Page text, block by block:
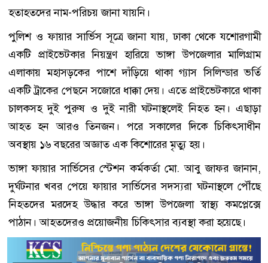
হতাহতদের নাম-পরিচয় জানা যায়নি।
পুলিশ ও ফায়ার সার্ভিস সূত্রে জানা যায়, ঢাকা থেকে যশোরগামী
একটি প্রাইভেটকার নিয়ন্ত্রণ হারিয়ে ভাঙ্গা উপজেলার মালিগ্রাম
এলাকায় মহাসড়কের পাশে দাঁড়িয়ে থাকা গ্যাস সিলিন্ডার ভর্তি
একটি ট্রাকের পেছনে সজোরে ধাক্কা দেয়। এতে প্রাইভেটকারে থাকা
চালকসহ দুই পুরুষ ও দুই নারী ঘটনাস্থলেই নিহত হন। এছাড়া
আহত হন আরও তিনজন। পরে সকালের দিকে চিকিৎসাধীন
অবস্থায় ১৬ বছরের অজ্ঞাত এক কিশোরের মৃত্যু হয়।
ভাঙ্গা ফায়ার সার্ভিসের স্টেশন কর্মকর্তা মো. আবু জাফর জানান,
দুর্ঘটনার খবর পেয়ে ফায়ার সার্ভিসের সদস্যরা ঘটনাস্থলে পৌঁছে
নিহতদের মরদেহ উদ্ধার করে ভাঙ্গা উপজেলা স্বাস্থ্য কমপ্লেক্সে
পাঠান। আহতদেরও প্রয়োজনীয় চিকিৎসার ব্যবস্থা করা হয়েছে।